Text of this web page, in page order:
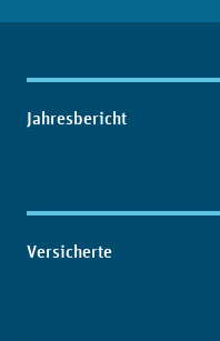
Inhaltsübersicht
Jahresbericht
Versicherte